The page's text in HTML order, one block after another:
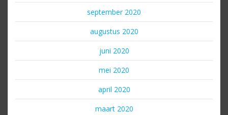
september 2020
augustus 2020
juni 2020
mei 2020
april 2020
maart 2020